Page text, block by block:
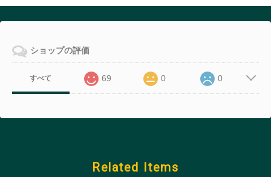
ショップの評価
すべて 69 0 0
Related Items